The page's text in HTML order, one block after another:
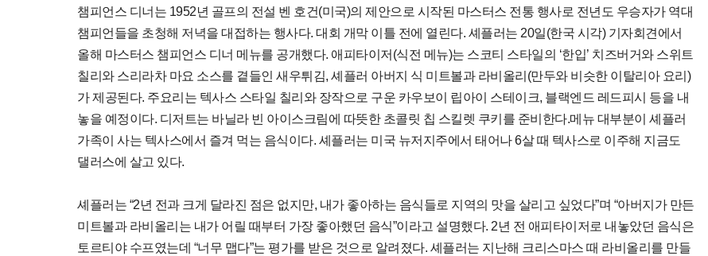
챔피언스 디너는 1952년 골프의 전설 벤 호건(미국)의 제안으로 시작된 마스터스 전통 행사로 전년도 우승자가 역대
챔피언들을 초청해 저녁을 대접하는 행사다. 대회 개막 이틀 전에 열린다. 셰플러는 20일(한국 시각) 기자회견에서
올해 마스터스 챔피언스 디너 메뉴를 공개했다. 애피타이저(식전 메뉴)는 스코티 스타일의 ‘한입’ 치즈버거와 스위트
칠리와 스리라차 마요 소스를 곁들인 새우튀김, 셰플러 아버지 식 미트볼과 라비올리(만두와 비슷한 이탈리아 요리)
가 제공된다. 주요리는 텍사스 스타일 칠리와 장작으로 구운 카우보이 립아이 스테이크, 블랙엔드 레드피시 등을 내
놓을 예정이다. 디저트는 바닐라 빈 아이스크림에 따뜻한 초콜릿 칩 스킬렛 쿠키를 준비한다.메뉴 대부분이 셰플러
가족이 사는 텍사스에서 즐겨 먹는 음식이다. 셰플러는 미국 뉴저지주에서 태어나 6살 때 텍사스로 이주해 지금도
댈러스에 살고 있다.
셰플러는 “2년 전과 크게 달라진 점은 없지만, 내가 좋아하는 음식들로 지역의 맛을 살리고 싶었다”며 “아버지가 만든
미트볼과 라비올리는 내가 어릴 때부터 가장 좋아했던 음식”이라고 설명했다. 2년 전 애피타이저로 내놓았던 음식은
토르티야 수프였는데 “너무 맵다”는 평가를 받은 것으로 알려졌다. 셰플러는 지난해 크리스마스 때 라비올리를 만들